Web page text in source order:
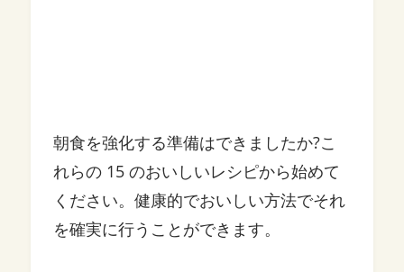
朝食を強化する準備はできましたか?こ
れらの 15 のおいしいレシピから始めて
ください。健康的でおいしい方法でそれ
を確実に行うことができます。